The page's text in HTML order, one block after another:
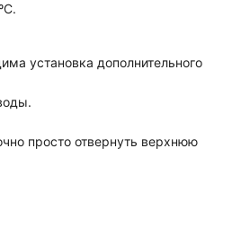
установка дополнительного
просто отвернуть верхнюю